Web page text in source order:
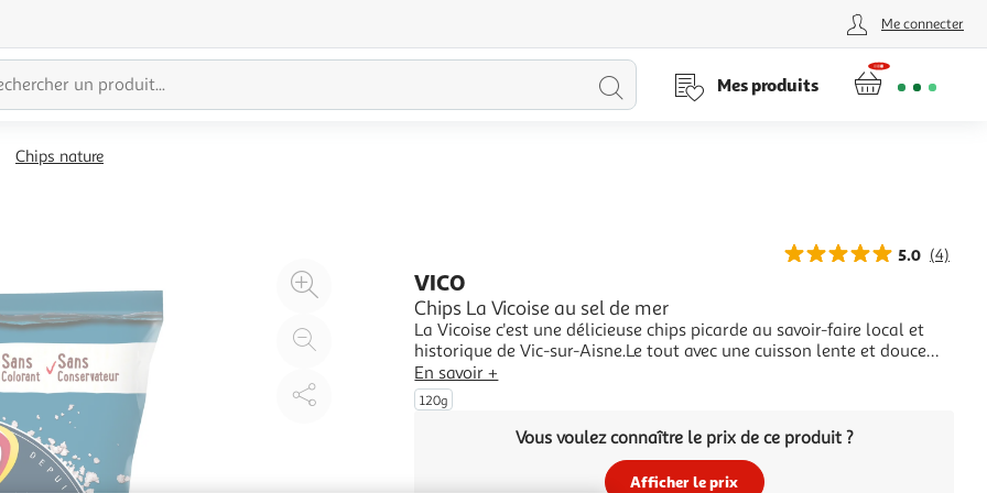
Me connecter
Lancer
Mes produits
Chips nature
Agrandir
l'illustration
l'illustration
Partager
5.0 (4)
VICO
Chips La Vicoise au sel de mer
La Vicoise c'est une délicieuse chips picarde au savoir-faire local et
historique de Vic-sur-Aisne.Le tout avec une cuisson lente et douce
pour encore plus de croustillance et au sel de mer pour ravir toutes
les papilles ! Sans colorants, sans conservateurs et sans huile de
palme. Des chips dorées
En savoir +
120g
Vous voulez connaître le prix de ce produit ?
Afficher le prix